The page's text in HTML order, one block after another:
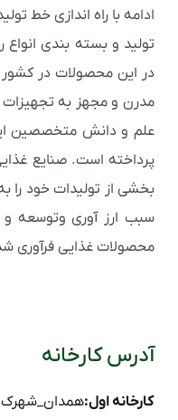
ادامه با راه اندازی خط
تولید و بسته بندی
در این محصولات در کشور
مدرن و مجهز به تجهیزات
علم و دانش متخصصین
پرداخته است. صنایع
بخشی از تولیدات خود را
سبب ارز آوری وتوسعه
محصولات غذایی فرآوری
آدرس کارخانه
کارخانه اول:همدان_شهرک